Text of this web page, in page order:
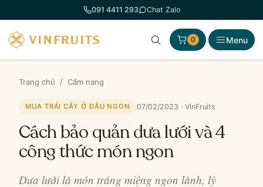
đến
phần
nội
dung
091 4411 293 Chat Zalo
0 Menu
Trang chủ / Cẩm nang
MUA TRÁI CÂY Ở ĐÂU NGON 07/02/2023 · VinFruits
Cách bảo quản dưa lưới và 4
công thức món ngon
Dưa lưới là món tráng miệng ngon lành, lý